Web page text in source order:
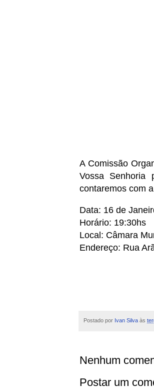
A Comissão
Vossa Senhoria
contaremos com
Data: 16 de
Horário: 19:30hs
Local: Câmara
Endereço: Rua
Postado por Ivan Silva às
Nenhum
Postar um